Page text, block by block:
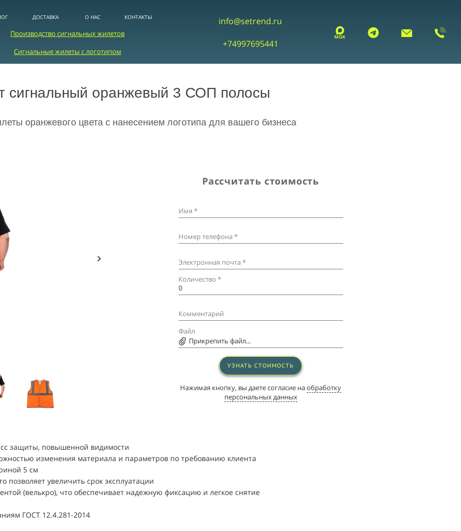
ДОСТАВКА О НАС КОНТАКТЫ
Производство сигнальных жилетов
Сигнальные жилеты с логотипом
info@setrend.ru
+74997695441
сигнальный оранжевый 3 СОП полосы
оранжевого цвета с нанесением логотипа для вашего бизнеса
Рассчитать стоимость
Имя *
Номер телефона *
Электронная почта *
Количество *
Комментарий
Файл
Прикрепить файл...
УЗНАТЬ СТОИМОСТЬ
Нажимая кнопку, вы даете согласие наобработку
персональных данных
защиты, повышенной видимости
изменения материала и параметров по требованию клиента
5 см
позволяет увеличить срок эксплуатации
(велькро), что обеспечивает надежную фиксацию и легкое снятие
ГОСТ 12.4.281-2014